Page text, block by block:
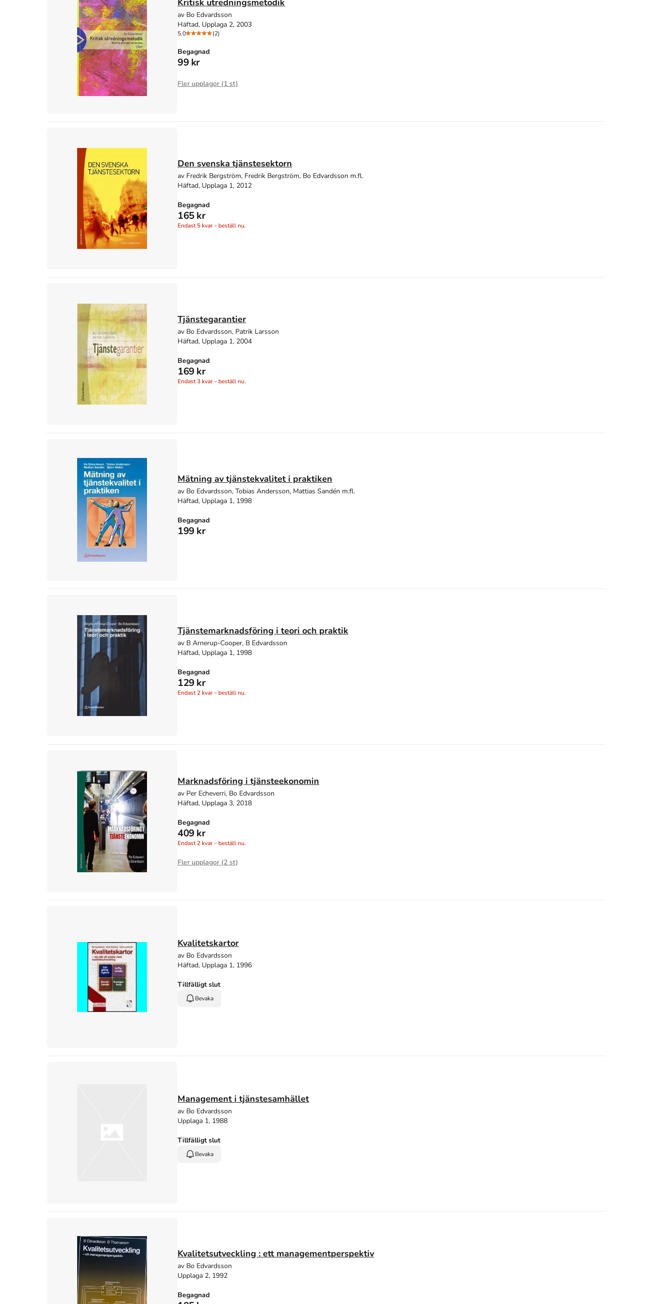
Kritisk utredningsmetodik
av Bo Edvardsson
Häftad, Upplaga 2, 2003
5.0 (2)
Begagnad
99 kr
Fler upplagor (1 st)
Den svenska tjänstesektorn
av Fredrik Bergström, Fredrik Bergström, Bo Edvardsson m.fl.
Häftad, Upplaga 1, 2012
Begagnad
165 kr
Endast5kvar – beställ nu.
Tjänstegarantier
av Bo Edvardsson, Patrik Larsson
Häftad, Upplaga 1, 2004
Begagnad
169 kr
Endast3kvar – beställ nu.
Mätning av tjänstekvalitet i praktiken
av Bo Edvardsson, Tobias Andersson, Mattias Sandén m.fl.
Häftad, Upplaga 1, 1998
Begagnad
199 kr
Tjänstemarknadsföring i teori och praktik
av B Arnerup-Cooper, B Edvardsson
Häftad, Upplaga 1, 1998
Begagnad
129 kr
Endast2kvar – beställ nu.
Marknadsföring i tjänsteekonomin
av Per Echeverri, Bo Edvardsson
Häftad, Upplaga 3, 2018
Begagnad
409 kr
Endast2kvar – beställ nu.
Fler upplagor (2 st)
Kvalitetskartor
av Bo Edvardsson
Häftad, Upplaga 1, 1996
Tillfälligt slut
Bevaka
Management i tjänstesamhället
av Bo Edvardsson
Upplaga 1, 1988
Tillfälligt slut
Bevaka
Kvalitetsutveckling : ett managementperspektiv
av Bo Edvardsson
Upplaga 2, 1992
Begagnad